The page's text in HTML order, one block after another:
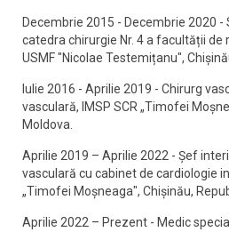
Decembrie 2015 - Decembrie 2020
catedra chirurgie Nr. 4 a facultății
USMF "Nicolae Testemițanu",
Iulie 2016 - Aprilie 2019 - Chirurg
vasculară, IMSP SCR „Timofei
Moldova.
Aprilie 2019 – Aprilie 2022 - Șef
vasculară cu cabinet de cardiologie
„Timofei Moșneaga", Chișinău,
Aprilie 2022 – Prezent - Medic